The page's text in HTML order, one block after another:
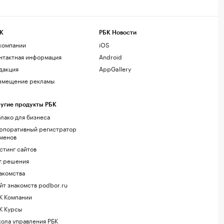
информация
рекламы
продукты РБК
для бизнеса
регистратор
сайтов
знакомств podbor.ru
Компании
Курсы
управления РБК
РБК Новости
iOS
Android
AppGallery